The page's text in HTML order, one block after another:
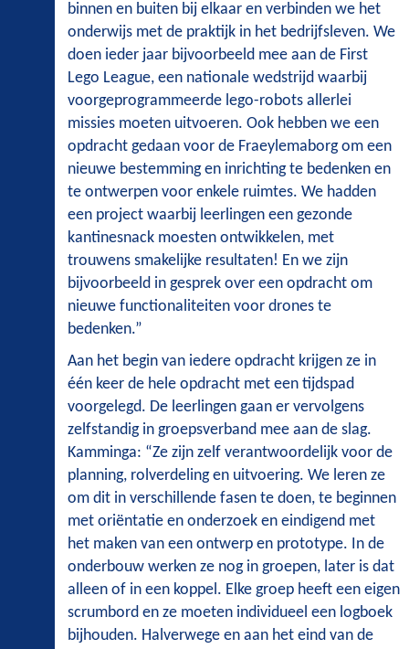
binnen en buiten bij elkaar en verbinden we het
onderwijs met de praktijk in het bedrijfsleven. We
doen ieder jaar bijvoorbeeld mee aan de First
Lego League, een nationale wedstrijd waarbij
voorgeprogrammeerde lego-robots allerlei
missies moeten uitvoeren. Ook hebben we een
opdracht gedaan voor de Fraeylemaborg om een
nieuwe bestemming en inrichting te bedenken en
te ontwerpen voor enkele ruimtes. We hadden
een project waarbij leerlingen een gezonde
kantinesnack moesten ontwikkelen, met
trouwens smakelijke resultaten! En we zijn
bijvoorbeeld in gesprek over een opdracht om
nieuwe functionaliteiten voor drones te
bedenken.”
Aan het begin van iedere opdracht krijgen ze in
één keer de hele opdracht met een tijdspad
voorgelegd. De leerlingen gaan er vervolgens
zelfstandig in groepsverband mee aan de slag.
Kamminga: “Ze zijn zelf verantwoordelijk voor de
planning, rolverdeling en uitvoering. We leren ze
om dit in verschillende fasen te doen, te beginnen
met oriëntatie en onderzoek en eindigend met
het maken van een ontwerp en prototype. In de
onderbouw werken ze nog in groepen, later is dat
alleen of in een koppel. Elke groep heeft een eigen
scrumbord en ze moeten individueel een logboek
bijhouden. Halverwege en aan het eind van de